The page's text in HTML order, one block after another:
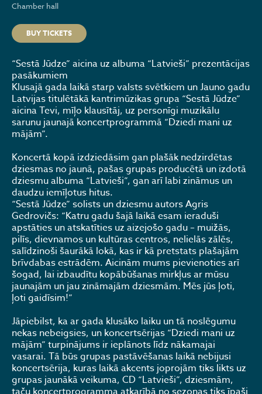
Chamber hall
BUY TICKETS
“Sestā Jūdze” aicina uz albuma “Latvieši” prezentācijas
pasākumiem
Klusajā gada laikā starp valsts svētkiem un Jauno gadu
Latvijas titulētākā kantrimūzikas grupa “Sestā Jūdze”
aicina Tevi, mīļo klausītāj, uz personīgi muzikālu
sarunu jaunajā koncertprogrammā “Dziedi mani uz
mājām”.
Koncertā kopā izdziedāsim gan plašāk nedzirdētas
dziesmas no jaunā, pašas grupas producētā un izdotā
dziesmu albuma “Latvieši”, gan arī labi zināmus un
daudzu iemīļotus hitus.
“Sestā Jūdze” solists un dziesmu autors Agris
Gedrovičs: “Katru gadu šajā laikā esam ieraduši
apstāties un atskatīties uz aizejošo gadu – muižās,
pilīs, dievnamos un kultūras centros, nelielās zālēs,
salīdzinoši šaurākā lokā, kas ir kā pretstats plašajām
brīvdabas estrādēm. Aicinām mums pievienoties arī
šogad, lai izbaudītu kopābūšanas mirkļus ar mūsu
jaunajām un jau zināmajām dziesmām. Mēs jūs ļoti,
ļoti gaidīsim!”
Jāpiebilst, ka ar gada klusāko laiku un tā noslēgumu
nekas nebeigsies, un koncertsērijas “Dziedi mani uz
mājām” turpinājums ir ieplānots līdz nākamajai
vasarai. Tā būs grupas pastāvēšanas laikā nebijusi
koncertsērija, kuras laikā akcents joprojām tiks likts uz
grupas jaunākā veikuma, CD “Latvieši”, dziesmām,